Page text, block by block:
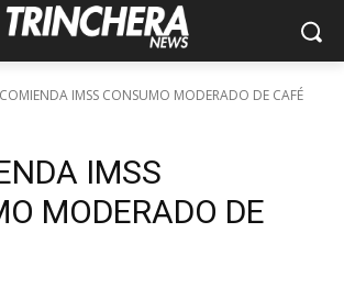
IMSS CONSUMO MODERADO DE CAFÉ
IMSS
MODERADO DE